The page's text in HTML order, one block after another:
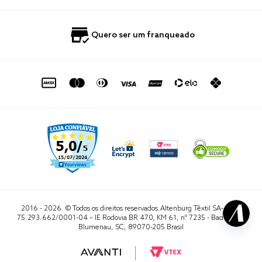
Política de Privacidade
0800 729 1588
sac@altenburg.com.br
Quero ser um franqueado
2016 - 2026. © Todos os direitos reservados.Altenburg Têxtil SA- CNPJ
75.293.662/0001-04 – IE Rodovia BR 470, KM 61, nº 7235 - Badenfurt,
Blumenau, SC, 89070-205 Brasil